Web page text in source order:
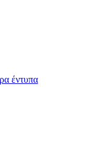
έντυπα